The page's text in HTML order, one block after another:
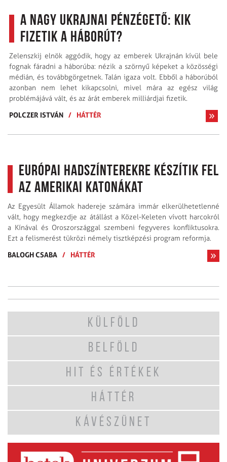
A nagy ukrajnai pénzégető: kik
fizetik a háborút?
Zelenszkij elnök aggódik, hogy az emberek Ukrajnán kívül bele
fognak fáradni a háborúba: nézik a szörnyű képeket a közösségi
médián, és továbbgörgetnek. Talán igaza volt. Ebből a háborúból
azonban nem lehet kikapcsolni, mivel mára az egész világ
problémájává vált, és az árát emberek milliárdjai fizetik.
POLCZER ISTVÁN / HÁTTÉR
Európai hadszínterekre készítik fel
az amerikai katonákat
Az Egyesült Államok hadereje számára immár elkerülhetetlenné
vált, hogy megkezdje az átállást a Közel-Keleten vívott harcokról
a Kínával és Oroszországgal szembeni fegyveres konfliktusokra.
Ezt a felismerést tükrözi némely tisztképzési program reformja.
BALOGH CSABA / HÁTTÉR
KÜLFÖLD
BELFÖLD
HIT ÉS ÉRTÉKEK
HÁTTÉR
KÁVÉSZÜNET